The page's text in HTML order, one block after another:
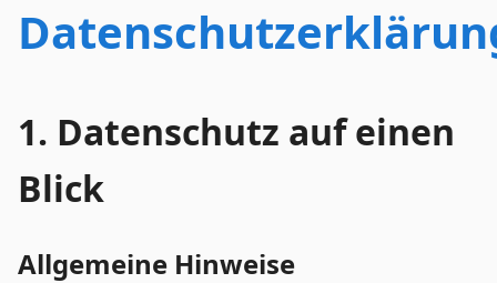
1. Datenschutz auf einen
Blick
Allgemeine Hinweise